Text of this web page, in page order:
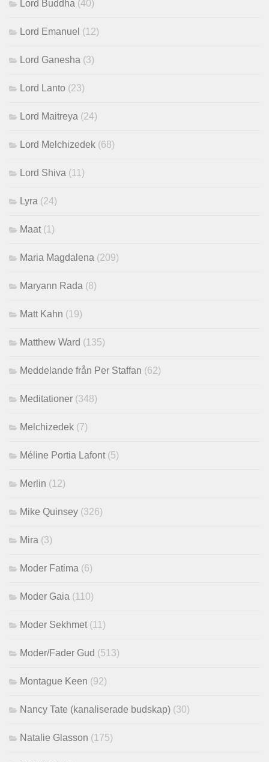
Lord Buddha (40)
Lord Emanuel (12)
Lord Ganesha (3)
Lord Lanto (23)
Lord Maitreya (24)
Lord Melchizedek (68)
Lord Shiva (11)
Lyra (24)
Maat (1)
Maria Magdalena (209)
Maryann Rada (8)
Matt Kahn (19)
Matthew Ward (135)
Meddelande från Per Staffan (62)
Meditationer (348)
Melchizedek (7)
Méline Portia Lafont (5)
Merlin (12)
Mike Quinsey (326)
Mira (3)
Moder Fatima (6)
Moder Gaia (110)
Moder Sekhmet (11)
Moder/Fader Gud (513)
Montague Keen (92)
Nancy Tate (kanaliserade budskap) (30)
Natalie Glasson (175)